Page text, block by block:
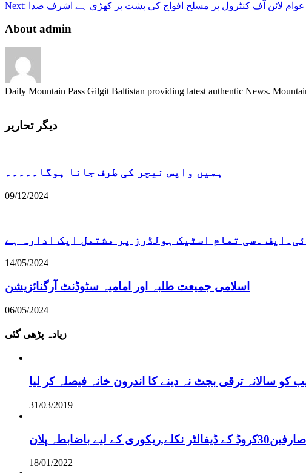
گرنے
سے
بالا
Next: لائن آف کنٹرول پر مسلح افواج کی پشت پر کھڑی ہے اشرف صدا
About admin
Daily Mountain Pass Gilgit Baltistan providing latest authentic News.
دیگر تحاریر
ہمیں واپس نیچر کی طرف جانا ہوگا۔۔۔۔۔
09/12/2024
۔سی تمام اسٹیک ہولڈرز پر مشتمل ایک ادارہ ہے
14/05/2024
اسلامی جمیعت طلبہ اور امامیہ سٹوڈنٹ آرگنائزیشن
06/05/2024
زیادہ پڑھی گئی
سالانہ ترقی بجٹ نہ دینے کا اندرون خانہ فیصلہ کر لیا
31/03/2019
لیے باضابطہ پلان
18/01/2022